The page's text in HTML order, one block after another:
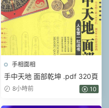
手相面相
手中天地 面部乾坤 .pdf 320頁
8小時前 10